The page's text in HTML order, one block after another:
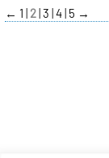
zum
Inhalt
← 1 2 3 4 5 →